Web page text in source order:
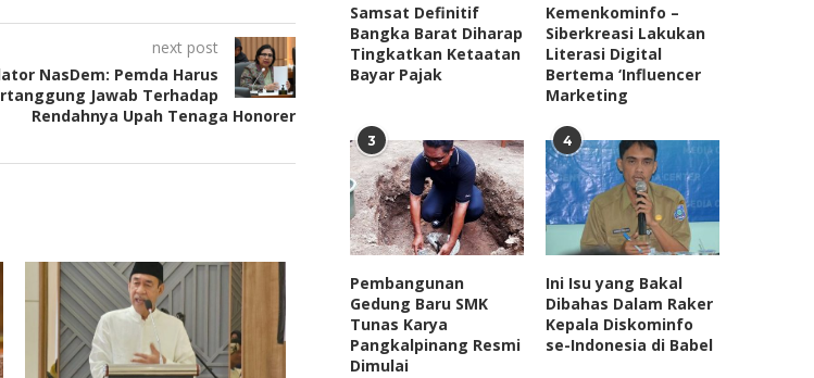
next post
NasDem: Pemda Harus
Jawab Terhadap
Rendahnya Upah Tenaga Honorer
Samsat Definitif
Bangka Barat Diharap
Tingkatkan Ketaatan
Bayar Pajak
Kemenkominfo –
Siberkreasi Lakukan
Literasi Digital
Bertema ‘Influencer
Marketing
3
Pembangunan
Gedung Baru SMK
Tunas Karya
Pangkalpinang Resmi
Dimulai
4
Ini Isu yang Bakal
Dibahas Dalam Raker
Kepala Diskominfo
se-Indonesia di Babel